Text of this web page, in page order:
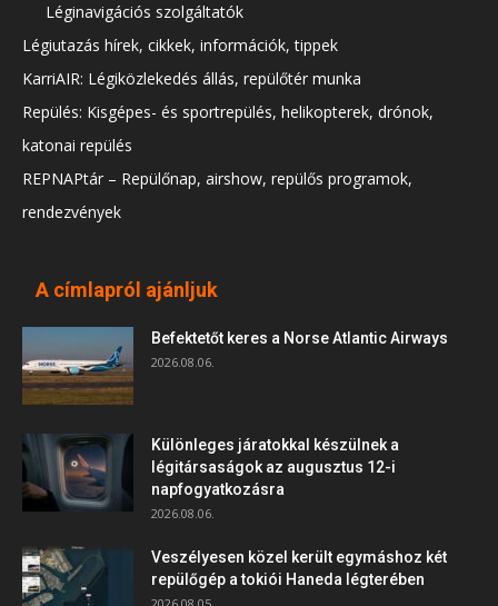
Léginavigációs szolgáltatók
Légiutazás hírek, cikkek, információk, tippek
KarriAIR: Légiközlekedés állás, repülőtér munka
Repülés: Kisgépes- és sportrepülés, helikopterek, drónok,
katonai repülés
REPNAPtár – Repülőnap, airshow, repülős programok,
rendezvények
A címlapról ajánljuk
Befektetőt keres a Norse Atlantic Airways
2026.08.06.
Különleges járatokkal készülnek a
légitársaságok az augusztus 12-i
napfogyatkozásra
2026.08.06.
Veszélyesen közel került egymáshoz két
repülőgép a tokiói Haneda légterében